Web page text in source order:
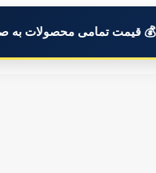
💰 قیمت تمامی محصولات به